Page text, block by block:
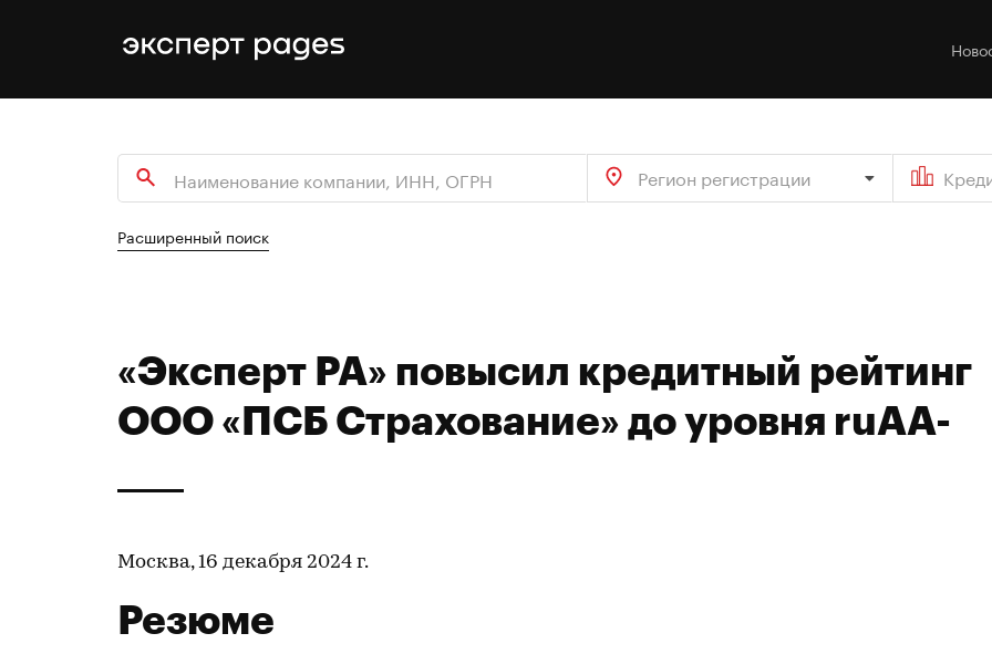
Регион регистрации
Расширенный поиск
«Эксперт РА» повысил кредитный рейтинг
ООО «ПСБ Страхование» до уровня ruAA-
Москва, 16 декабря 2024 г.
Резюме